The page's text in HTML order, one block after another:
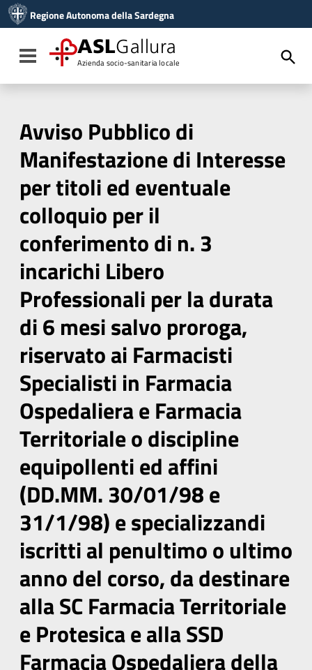
Vai al menu di navigazione
Vai al footer
Regione Autonoma della Sardegna
Toggle navigation
ASLGallura
Azienda socio-sanitaria locale
Avviso Pubblico di
Manifestazione di Interesse
per titoli ed eventuale
colloquio per il
conferimento di n. 3
incarichi Libero
Professionali per la durata
di 6 mesi salvo proroga,
riservato ai Farmacisti
Specialisti in Farmacia
Ospedaliera e Farmacia
Territoriale o discipline
equipollenti ed affini
(DD.MM. 30/01/98 e
31/1/98) e specializzandi
iscritti al penultimo o ultimo
anno del corso, da destinare
alla SC Farmacia Territoriale
e Protesica e alla SSD
Farmacia Ospedaliera della